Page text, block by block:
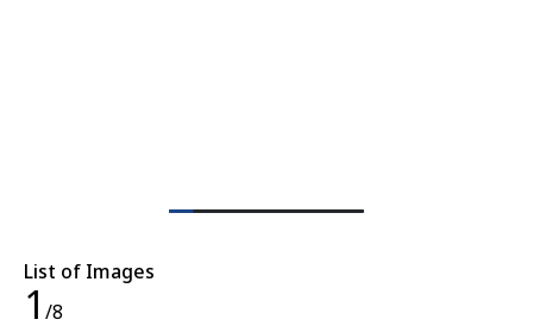
List of Images
1 /8